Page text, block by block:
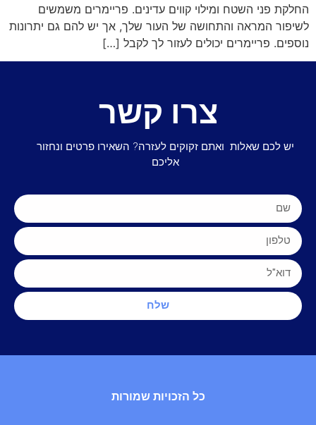
החלקת פני השטח ומילוי קווים עדינים. פריימרים משמשים
לשיפור המראה והתחושה של העור שלך, אך יש להם גם יתרונות
נוספים. פריימרים יכולים לעזור לך לקבל […]
צרו קשר
יש לכם שאלות ואתם זקוקים לעזרה? השאירו פרטים ונחזור
אליכם
שלח
כל הזכויות שמורות